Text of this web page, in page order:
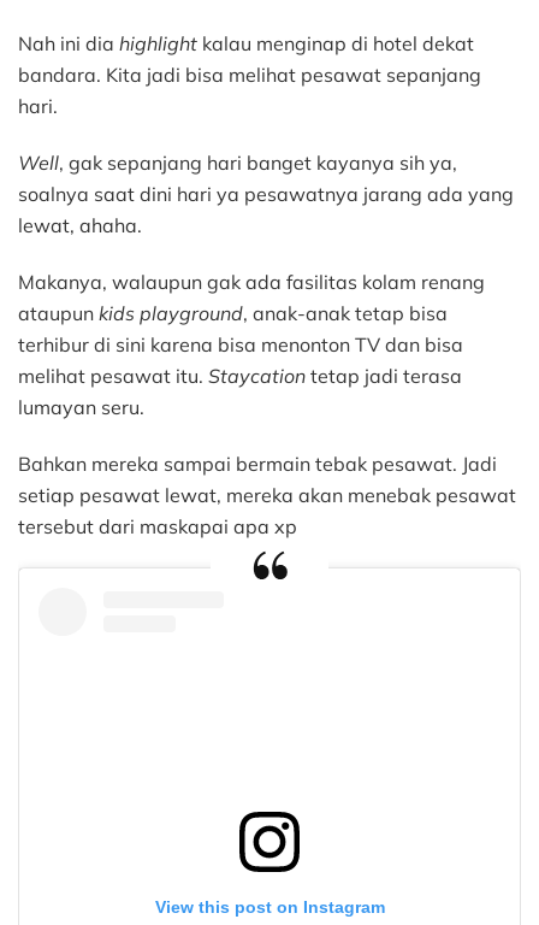
Nah ini dia highlight kalau menginap di hotel dekat
bandara. Kita jadi bisa melihat pesawat sepanjang
hari.
Well, gak sepanjang hari banget kayanya sih ya,
soalnya saat dini hari ya pesawatnya jarang ada yang
lewat, ahaha.
Makanya, walaupun gak ada fasilitas kolam renang
ataupun kids playground, anak-anak tetap bisa
terhibur di sini karena bisa menonton TV dan bisa
melihat pesawat itu. Staycation tetap jadi terasa
lumayan seru.
Bahkan mereka sampai bermain tebak pesawat. Jadi
setiap pesawat lewat, mereka akan menebak pesawat
tersebut dari maskapai apa xp
View this post on Instagram